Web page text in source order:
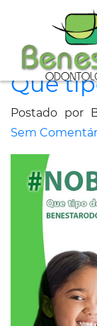
A
Clínica
Dicas
Saúde
Fale
Que
Postado por
Sem